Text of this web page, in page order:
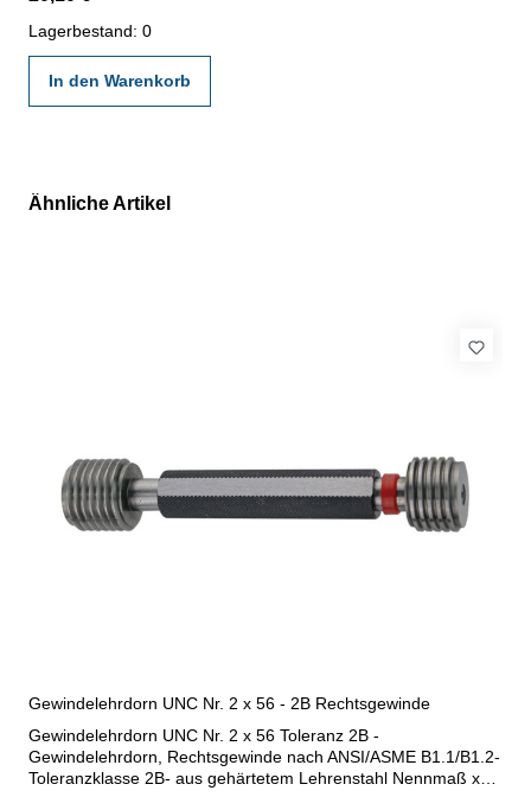
angegebenen Werksnormen
Lagerbestand: 0
In den Warenkorb
Produktgalerie überspringen
Ähnliche Artikel
Gewindelehrdorn UNC Nr. 2 x 56 - 2B Rechtsgewinde
Gewindelehrdorn UNC Nr. 2 x 56 Toleranz 2B -
Gewindelehrdorn, Rechtsgewinde nach ANSI/ASME B1.1/B1.2-
Toleranzklasse 2B- aus gehärtetem Lehrenstahl Nennmaß x